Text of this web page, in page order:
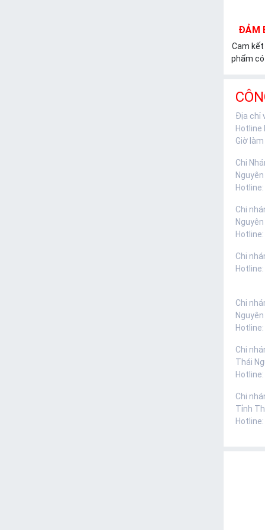
ĐẢM
Cam
phẩm
Địa chỉ
Hotline
Giờ
Chi
Nguyên
Hotline:
Chi
Nguyên
Hotline:
Chi
Hotline:
Chi
Nguyên
Hotline:
Chi
Thái
Hotline:
Chi
Tỉnh
Hotline: